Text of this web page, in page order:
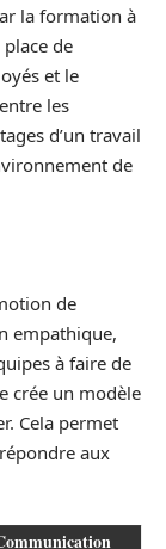
la formation à
de
et le
les
d’un travail
de
de
empathique,
à faire de
crée un modèle
Cela permet
aux